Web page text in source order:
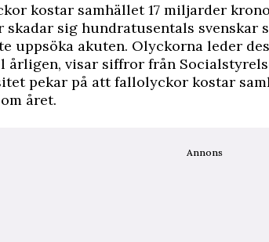
kostar samhället 17 miljarder
skadar sig hundratusentals
uppsöka akuten. Olyckorna leder
årligen, visar siffror från
pekar på att fallolyckor kostar
året.
Annons